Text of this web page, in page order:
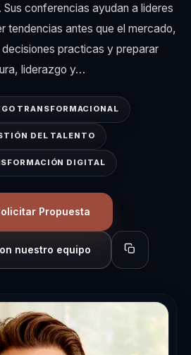
conferencias ayudan a lideres
tendencias antes que el mercado,
practicas y preparar
liderazgo y…
TRANSFORMACIONAL
DEL TALENTO
DIGITAL
Propuesta
nuestro equipo Copiar perfil